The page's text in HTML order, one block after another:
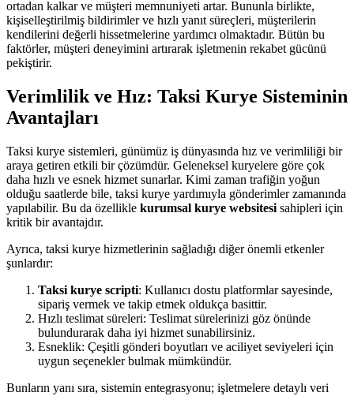
ortadan kalkar ve müşteri memnuniyeti artar. Bununla birlikte,
kişiselleştirilmiş bildirimler ve hızlı yanıt süreçleri, müşterilerin
kendilerini değerli hissetmelerine yardımcı olmaktadır. Bütün bu
faktörler, müşteri deneyimini artırarak işletmenin rekabet gücünü
pekiştirir.
Verimlilik ve Hız: Taksi Kurye Sisteminin
Avantajları
Taksi kurye sistemleri, günümüz iş dünyasında hız ve verimliliği bir
araya getiren etkili bir çözümdür. Geleneksel kuryelere göre çok
daha hızlı ve esnek hizmet sunarlar. Kimi zaman trafiğin yoğun
olduğu saatlerde bile, taksi kurye yardımıyla gönderimler zamanında
yapılabilir. Bu da özellikle kurumsal kurye websitesi sahipleri için
kritik bir avantajdır.
Ayrıca, taksi kurye hizmetlerinin sağladığı diğer önemli etkenler
şunlardır:
Taksi kurye scripti: Kullanıcı dostu platformlar sayesinde,
sipariş vermek ve takip etmek oldukça basittir.
Hızlı teslimat süreleri: Teslimat sürelerinizi göz önünde
bulundurarak daha iyi hizmet sunabilirsiniz.
Esneklik: Çeşitli gönderi boyutları ve aciliyet seviyeleri için
uygun seçenekler bulmak mümkündür.
Bunların yanı sıra, sistemin entegrasyonu; işletmelere detaylı veri